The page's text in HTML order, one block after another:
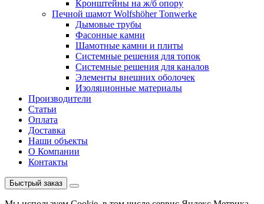
Кронштейны на ж/б опору
Печной шамот Wolfshöher Tonwerke
Дымовые трубы
Фасонные камни
Шамотные камни и плиты
Системные решения для топок
Системные решения для каналов
Элементы внешних оболочек
Изоляционные материалы
Производители
Статьи
Оплата
Доставка
Наши объекты
О Компании
Контакты
Быстрый заказ